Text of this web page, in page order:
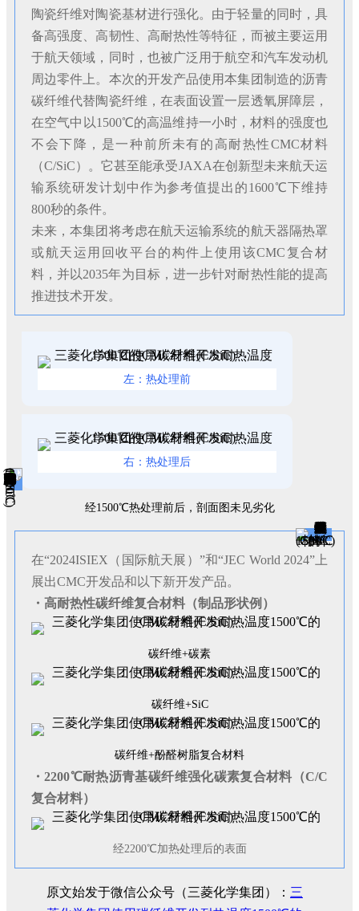
陶瓷纤维对陶瓷基材进行强化。由于轻量的同时，具
备高强度、高韧性、高耐热性等特征，而被主要运用
于航天领域，同时，也被广泛用于航空和汽车发动机
周边零件上。本次的开发产品使用本集团制造的沥青
碳纤维代替陶瓷纤维，在表面设置一层透氧屏障层，
在空气中以1500℃的高温维持一小时，材料的强度也
不会下降，是一种前所未有的高耐热性CMC材料
（C/SiC）。它甚至能承受JAXA在创新型未来航天运
输系统研发计划中作为参考值提出的1600℃下维持
800秒的条件。
未来，本集团将考虑在航天运输系统的航天器隔热罩
或航天运用回收平台的构件上使用该CMC复合材
料，并以2035年为目标，进一步针对耐热性能的提高
推进技术开发。
左：热处理前
右：热处理后
经1500℃热处理前后，剖面图未见劣化
在“2024ISIEX（国际航天展）”和“JEC World 2024”上
展出CMC开发品和以下新开发产品。
・高耐热性碳纤维复合材料（制品形状例）
碳纤维+碳素
碳纤维+SiC
碳纤维+酚醛树脂复合材料
・2200℃耐热沥青基碳纤维强化碳素复合材料（C/C
复合材料）
经2200℃加热处理后的表面
原文始发于微信公众号（三菱化学集团）： 三